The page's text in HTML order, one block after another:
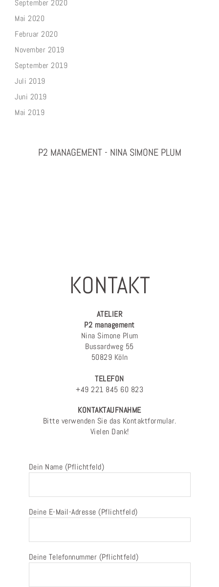
September 2020
Mai 2020
Februar 2020
November 2019
September 2019
Juli 2019
Juni 2019
Mai 2019
P2 MANAGEMENT - NINA SIMONE PLUM
KONTAKT
ATELIER
P2 management
Nina Simone Plum
Bussardweg 55
50829 Köln
TELEFON
+49 221 845 60 823
KONTAKTAUFNAHME
Bitte verwenden Sie das Kontaktformular.
Vielen Dank!
Dein Name (Pflichtfeld)
Deine E-Mail-Adresse (Pflichtfeld)
Deine Telefonnummer (Pflichtfeld)